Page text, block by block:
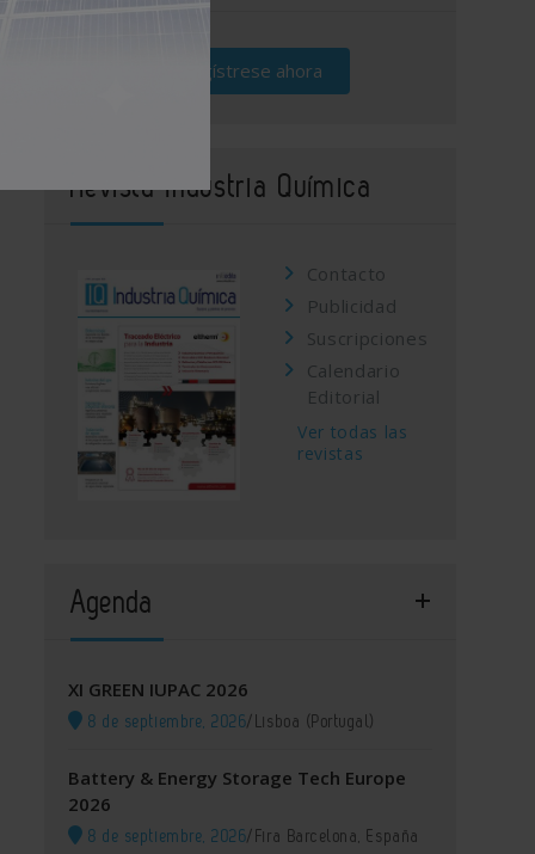
Regístrese ahora
Revista Industria Química
Contacto
Publicidad
Suscripciones
Calendario
Editorial
Ver todas las
revistas
Agenda
XI GREEN IUPAC 2026
8 de septiembre, 2026/Lisboa (Portugal)
Battery & Energy Storage Tech Europe
2026
8 de septiembre, 2026/Fira Barcelona, España